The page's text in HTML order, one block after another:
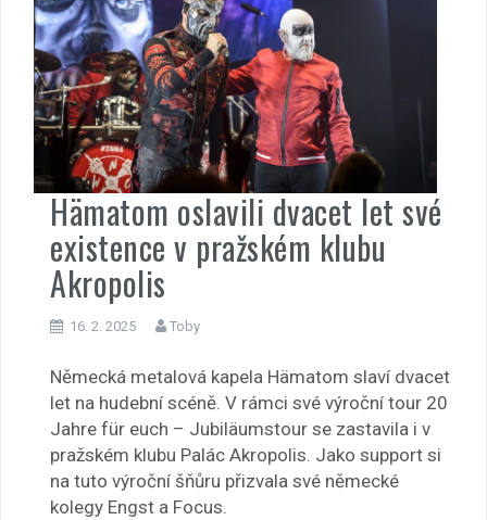
Hämatom oslavili dvacet let své
existence v pražském klubu
Akropolis
16. 2. 2025 Toby
Německá metalová kapela Hämatom slaví dvacet
let na hudební scéně. V rámci své výroční tour 20
Jahre für euch – Jubiläumstour se zastavila i v
pražském klubu Palác Akropolis. Jako support si
na tuto výroční šňůru přizvala své německé
kolegy Engst a Focus.